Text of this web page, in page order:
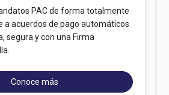
PAC de forma totalmente
a acuerdos de pago automáticos
segura y con una Firma
Conoce más